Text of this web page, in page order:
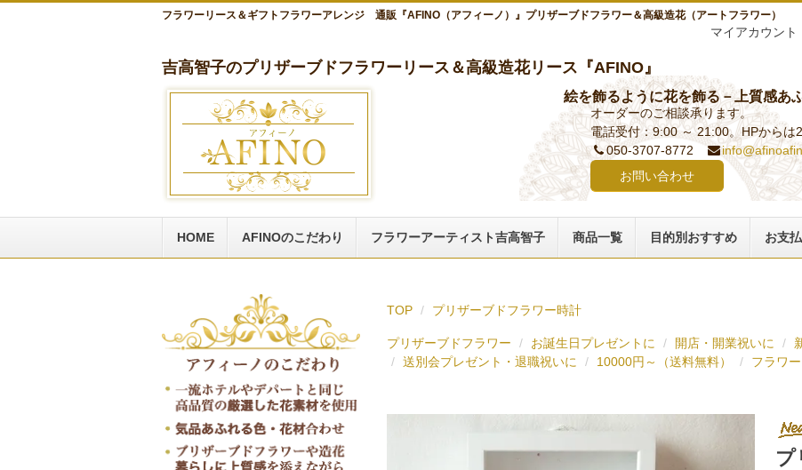
フラワーリース＆ギフトフラワーアレンジ 通販『AFINO（アフィーノ）』プリザーブドフラワー＆高級造花（アートフラワー）
マイアカウント
吉高智子のプリザーブドフラワーリース＆高級造花リース『AFINO』
絵を飾るように花を飾る－上質感あ
オーダーのご相談承ります。
電話受付：9:00 ～ 21:00。HPからは
050-3707-8772
お問い合わせ
HOME AFINOのこだわり フラワーアーティスト吉高智子 商品一覧 目的別おすすめ お支
TOP プリザーブドフラワー時計
プリザーブドフラワー お誕生日プレゼントに 開店・開業祝いに
送別会プレゼント・退職祝いに
10000円～（送料無料） フラワ
プ